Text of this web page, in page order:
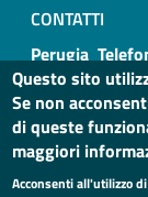
CONTATTI
Perugia
Terni
Questo sito
Se non
di queste
maggiori
Acconsenti all'utilizzo